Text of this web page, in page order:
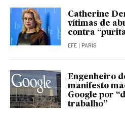
Catherine
vítimas de
contra
EFE | PARIS
Engenheiro
manifesto
Google por
trabalho”